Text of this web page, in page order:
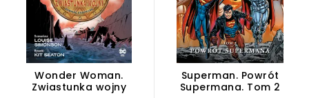
Wonder Woman.
Zwiastunka wojny
Superman. Powrót
Supermana. Tom 2